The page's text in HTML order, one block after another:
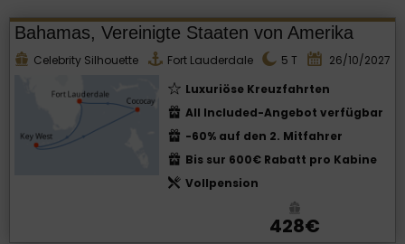
Bahamas, Vereinigte Staaten von Amerika
Celebrity Silhouette Fort Lauderdale 5 T
26/10/2027
Luxuriöse Kreuzfahrten
All Included-Angebot verfügbar
-60% auf den 2. Mitfahrer
Bis sur 600€ Rabatt pro Kabine
Vollpension
428€